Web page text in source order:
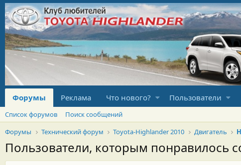
Форумы Реклама Что нового? Пользователи
Список форумов
Поиск сообщений
Форумы
Технический форум Toyota-Highlander 2010 Двигатель
Пользователи, которым понравилось